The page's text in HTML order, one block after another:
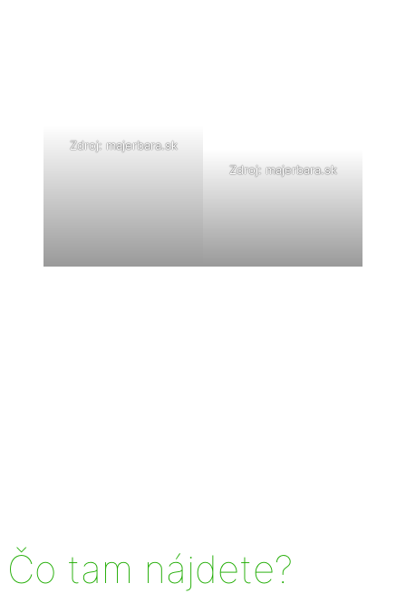
Zdroj: majerbara.sk
Zdroj: majerbara.sk
Čo tam nájdete?